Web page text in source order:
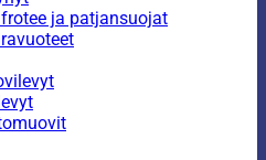
ja patjansuojat